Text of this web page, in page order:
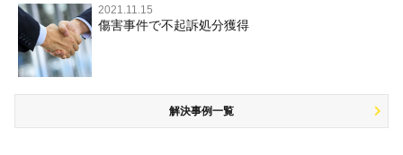
銃刀法違反
風営法・風適法違反
自首・出頭の不安や悩みを解消するためには
業務妨害
公務執行妨害
公然わいせつ罪，わいせつ物頒布罪，淫行勧誘罪
児童ポルノ，リベンジポルノ
風営法・風適法違反
盗品売買・譲り受け等
知的財産と刑事事件
危険ドラッグ
無免許運転
飲酒運転
商標法違反
放火・失火
犯罪収益移転防止法違反
ストーカー事件
取調べの注意点
少年事件の手続と特色
少年事件の処分
2021.11.15
傷害事件で不起訴処分獲得
解決事例一覧